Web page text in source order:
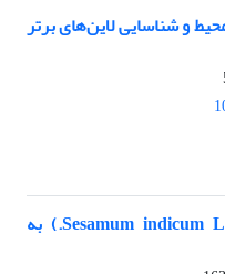
و شناسایی لاین‌های برتر
ارزیابی پاسخ ارقام مختلف کنجد (Sesamum indicum L.) به